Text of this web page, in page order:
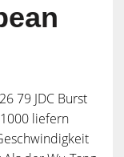
79 JDC Burst
liefern